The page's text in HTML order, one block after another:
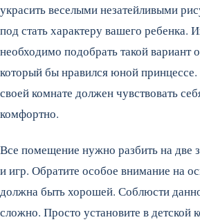
украсить веселыми незатейливыми
под стать характеру вашего ребенка.
необходимо подобрать такой вариант
который бы нравился юной
своей комнате должен чувствовать
комфортно.
Все помещение нужно разбить на две
и игр. Обратите особое внимание на
должна быть хорошей. Соблюсти
сложно. Просто установите в детской